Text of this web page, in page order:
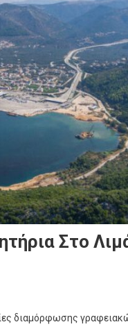
Στο
διαμόρφωσης